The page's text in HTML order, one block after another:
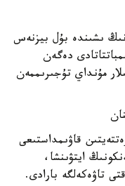
ىشىندە بۇل بيزنەس
دەگەن
مۇنداي تۇجىرىممەن
قاۋىمداستىعى
ايتۋىنشا،
تاۋەكەلگە بارادى.